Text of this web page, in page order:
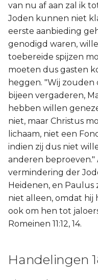
van nu af aan zal ik
Joden kunnen niet
eerste aanbieding
genodigd waren,
toebereide spijzen
moeten dus gasten
heggen. "Wij
bijeen vergaderen,
hebben willen
niet, maar Christus
lichaam, niet een
indien zij dus niet
anderen beproeven."
vermindering der
Heidenen, en
niet alleen, omdat hij
ook om hen tot
Romeinen 11:12, 14.
Handelingen